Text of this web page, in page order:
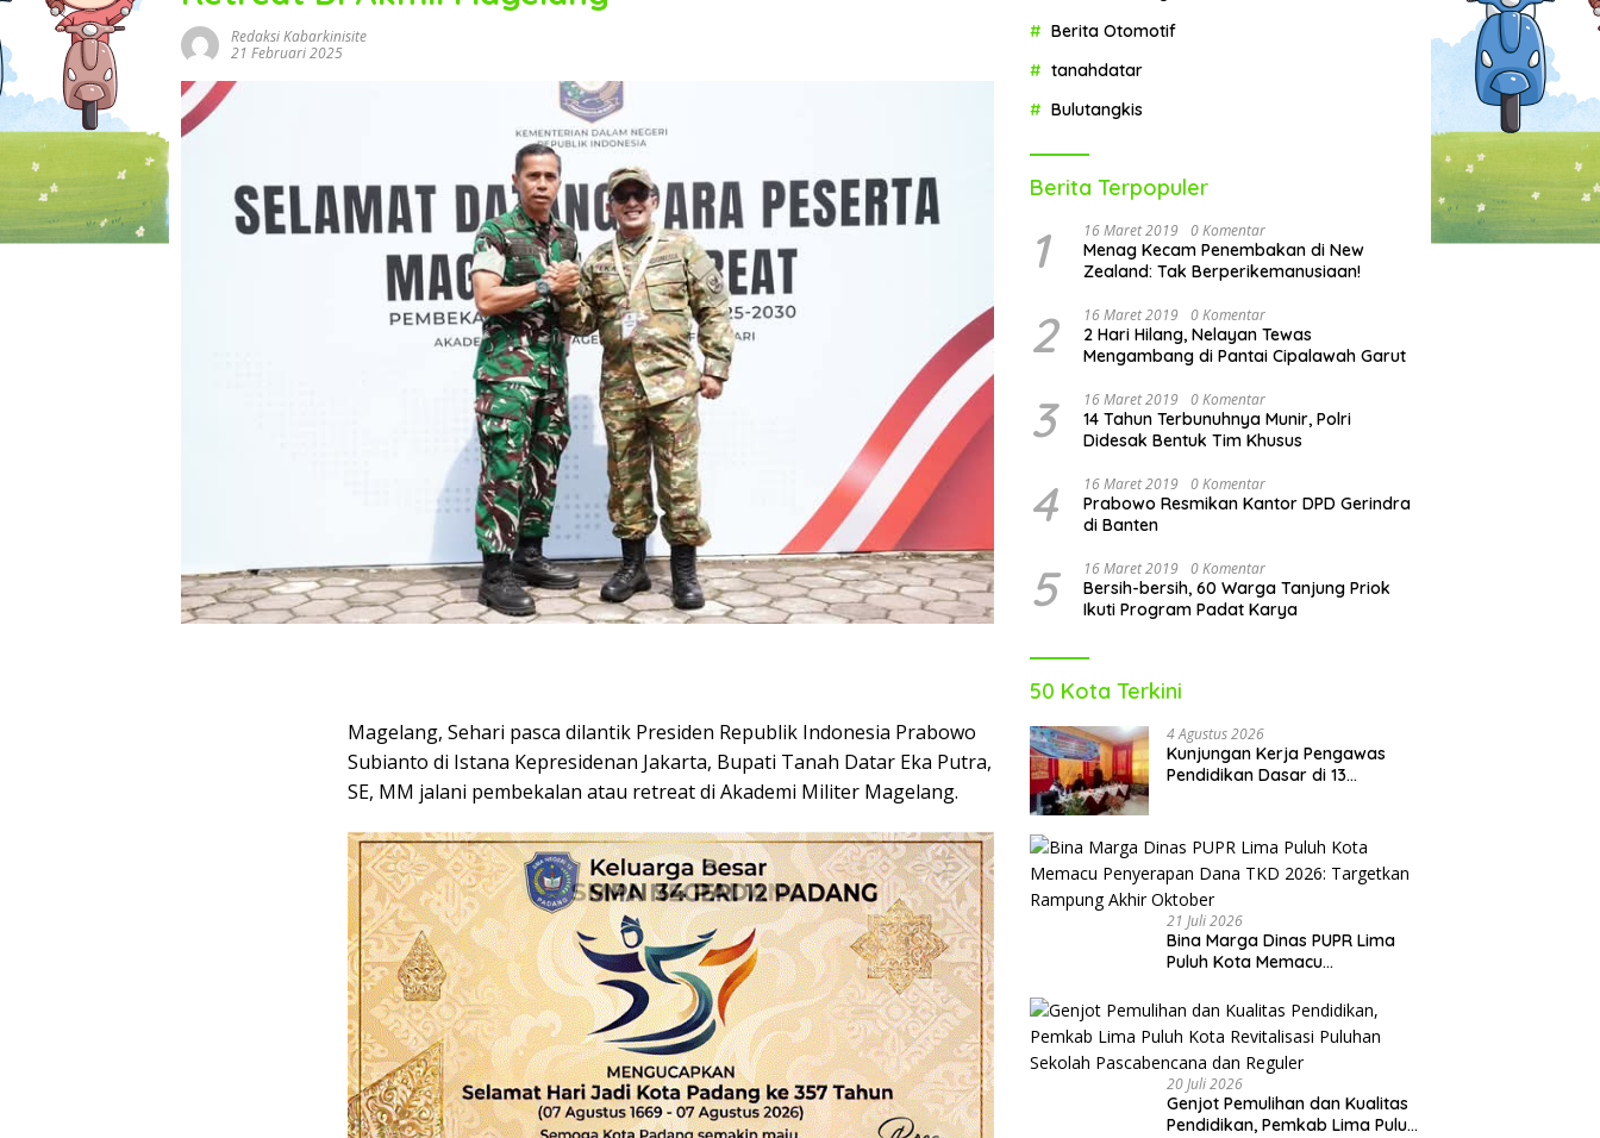
Redaksi Kabarkinisite
21 Februari 2025
Magelang, Sehari pasca dilantik Presiden Republik Indonesia Prabowo
Subianto di Istana Kepresidenan Jakarta, Bupati Tanah Datar Eka Putra,
SE, MM jalani pembekalan atau retreat di Akademi Militer Magelang.
Berita Otomotif
tanahdatar
Bulutangkis
Berita Terpopuler
1 16 Maret 2019 0 Komentar
Menag Kecam Penembakan di New
Zealand: Tak Berperikemanusiaan!
2 16 Maret 2019 0 Komentar
2 Hari Hilang, Nelayan Tewas
Mengambang di Pantai Cipalawah Garut
3 16 Maret 2019 0 Komentar
14 Tahun Terbunuhnya Munir, Polri
Didesak Bentuk Tim Khusus
4 16 Maret 2019 0 Komentar
Prabowo Resmikan Kantor DPD Gerindra
di Banten
5 16 Maret 2019 0 Komentar
Bersih-bersih, 60 Warga Tanjung Priok
Ikuti Program Padat Karya
50 Kota Terkini
4 Agustus 2026
Kunjungan Kerja Pengawas
Pendidikan Dasar di 13
Optimis Bawa Perubahan Maju
21 Juli 2026
Bina Marga Dinas PUPR Lima
Puluh Kota Memacu
Targetkan Rampung Akhir
Oktober
20 Juli 2026
Genjot Pemulihan dan Kualitas
Pendidikan, Pemkab Lima Puluh